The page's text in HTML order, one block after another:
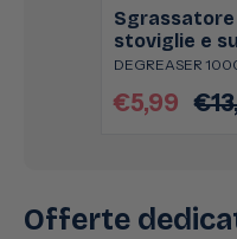
stoviglie e
DEGREASER
Prezzo
€5,99
Offerte